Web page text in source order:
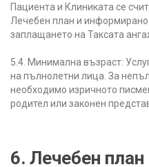
Пациента и Клиниката се
Лечебен план и информирано
заплащането на Таксата
5.4. Минимална възраст:
на пълнолетни лица. За
необходимо изричното
родител или законен
6. Лечебен план